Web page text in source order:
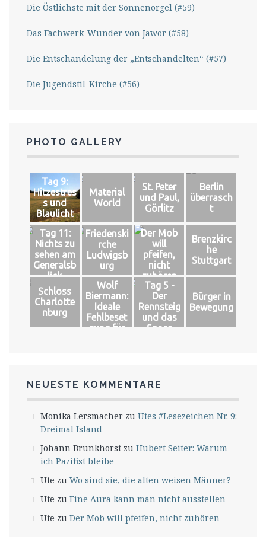
Die Östlichste mit der Sonnenorgel (#59)
Das Fachwerk-Wunder von Jawor (#58)
Die Entschandelung der „Entschandelten“ (#57)
Die Jugendstil-Kirche (#56)
PHOTO GALLERY
Tag 9:
Hitzestres
s und
Blaulicht
Material
World
St. Peter
und Paul,
Görlitz
Berlin
überrasch
t
Tag 11:
Nichts zu
sehen am
Generalsb
lick
Friedenski
rche
Ludwigsb
urg
Der Mob
will
pfeifen,
nicht
zuhören
Brenzkirc
he
Stuttgart
Schloss
Charlotte
nburg
Wolf
Biermann:
Ideale
Fehlbeset
zung für
Tag 5 -
Der
Rennsteig
und das
Space
Bürger in
Bewegung
NEUESTE KOMMENTARE
Monika Lersmacher zu Utes #Lesezeichen Nr. 9:
Dreimal Island
Johann Brunkhorst zu Hubert Seiter: Warum
ich Pazifist bleibe
Ute zu Wo sind sie, die alten weisen Männer?
Ute zu Eine Aura kann man nicht ausstellen
Ute zu Der Mob will pfeifen, nicht zuhören